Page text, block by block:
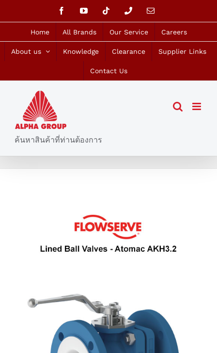
FacebookYouTube Tiktok PhoneEmail
Home All Brands Our Service Careers
About us Knowledge Clearance Supplier Links
Contact Us
ค้นหาสินค้าที่ท่านต้องการ